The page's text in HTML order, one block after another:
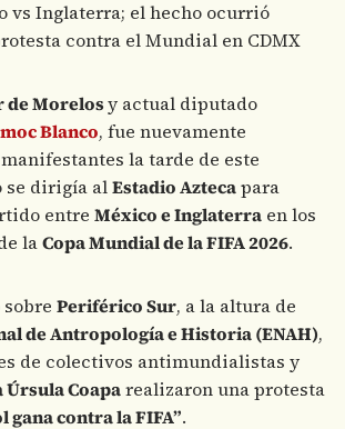
vs Inglaterra; el hecho ocurrió
contra el Mundial en CDMX
de Morelosy actual diputado
Blanco, fue nuevamente
la tarde de este
se dirigía alEstadio Aztecapara
entre México e Inglaterra en los
laCopa Mundial de la FIFA 2026.
Periférico Sur, a la altura de
de Antropología e Historia (ENAH),
de colectivos antimundialistas y
Úrsula Coaparealizaron una protesta
gana contra la FIFA”.